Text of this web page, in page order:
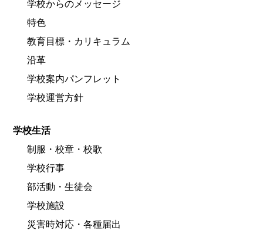
学校からのメッセージ
特色
教育目標・カリキュラム
沿革
学校案内パンフレット
学校運営方針
学校生活
制服・校章・校歌
学校行事
部活動・生徒会
学校施設
災害時対応・各種届出